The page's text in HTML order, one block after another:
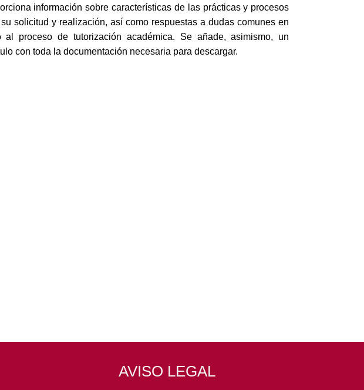
información sobre características de las prácticas y procesos
su solicitud y realización, así como respuestas a dudas comunes en
al proceso de tutorización académica. Se añade, asimismo, un
con toda la documentación necesaria para descargar.
AVISO LEGAL